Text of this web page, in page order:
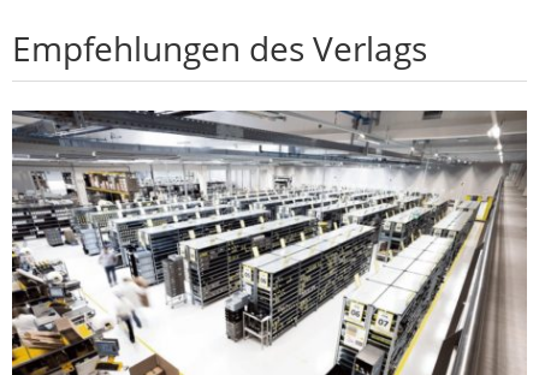
Empfehlungen des Verlags